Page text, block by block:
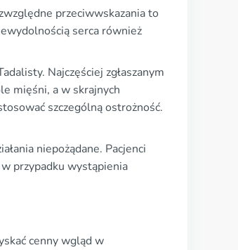
przeciwwskazania to
serca również
Najczęściej zgłaszanym
mięśni, a w skrajnych
szczególną ostrożność.
niepożądane. Pacjenci
przypadku wystąpienia
cenny wgląd w